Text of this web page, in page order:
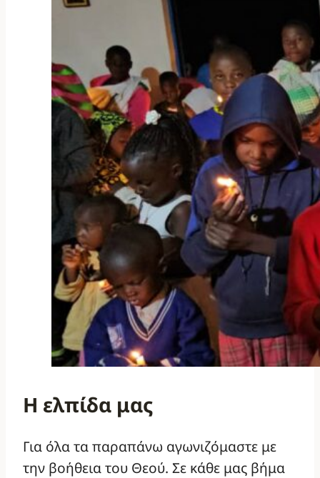
Η ελπίδα μας
Για όλα τα παραπάνω αγωνιζόμαστε με
την βοήθεια του Θεού. Σε κάθε μας βήμα